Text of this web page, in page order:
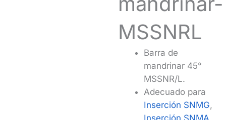
MSSNRL
Barra de
mandrinar 45°
MSSNR/L.
Adecuado para
Inserción SNMG,
Inserción SNMA